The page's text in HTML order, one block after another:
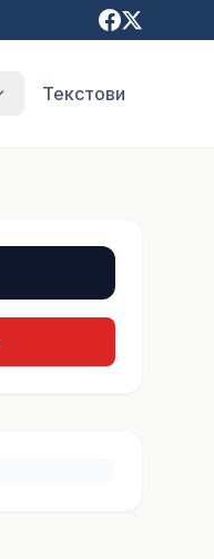
Текстови